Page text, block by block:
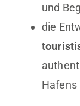
und
die
Hafens